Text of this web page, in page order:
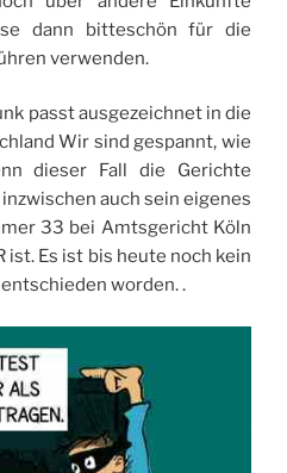
dann bitteschön für die
verwenden.
passt ausgezeichnet in die
Wir sind gespannt, wie
dieser Fall die Gerichte
auch sein eigenes
33 bei Amtsgericht Köln
ist. Es ist bis heute noch kein
worden. .